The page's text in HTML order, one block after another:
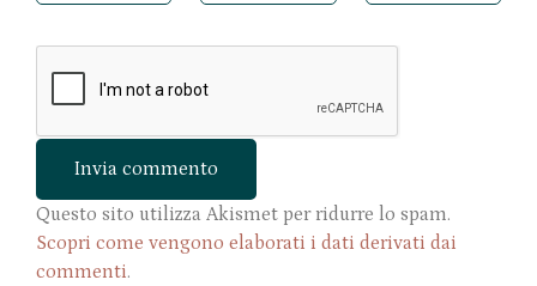
Questo sito utilizza Akismet per ridurre lo spam.
Scopri come vengono elaborati i dati derivati dai
commenti.